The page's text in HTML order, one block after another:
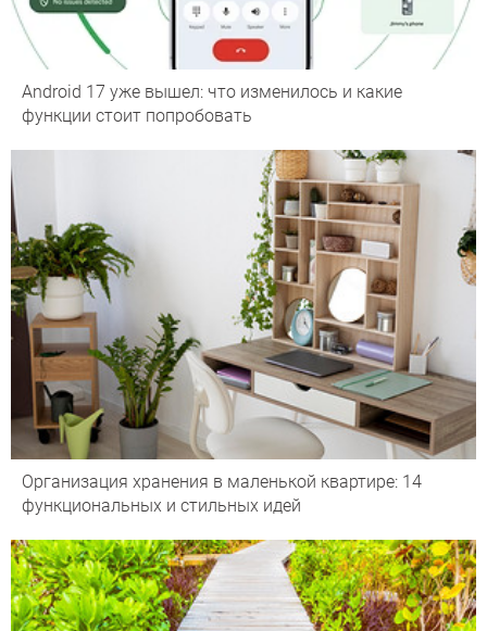
Android 17 уже вышел: что изменилось и какие
функции стоит попробовать
Организация хранения в маленькой квартире: 14
функциональных и стильных идей